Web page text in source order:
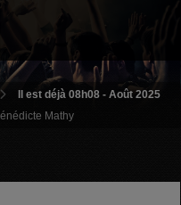
Il est déjà 08h08 - Août 2025
Mathy